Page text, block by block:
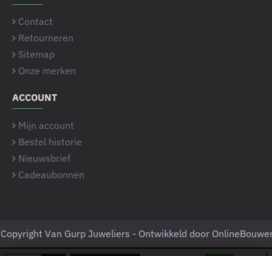
Contact
Retourneren
Sitemap
Onze merken
ACCOUNT
Mijn account
Bestel historie
Nieuwsbrief
Cadeaubonnen
Copyright Van Gurp Juweliers - Ontwikkeld door